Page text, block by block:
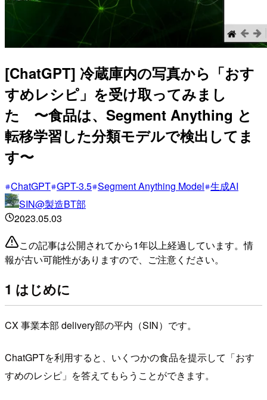
[ChatGPT] 冷蔵庫内の写真から「おす
すめレシピ」を受け取ってみまし
た 〜食品は、Segment Anything と
転移学習した分類モデルで検出してま
す〜
ChatGPT GPT-3.5 Segment Anything Model 生成AI
SIN@製造BT部
2023.05.03
この記事は公開されてから1年以上経過しています。情
報が古い可能性がありますので、ご注意ください。
1 はじめに
CX 事業本部 delivery部の平内（SIN）です。
ChatGPTを利用すると、いくつかの食品を提示して「おす
すめのレシピ」を答えてもらうことができます。